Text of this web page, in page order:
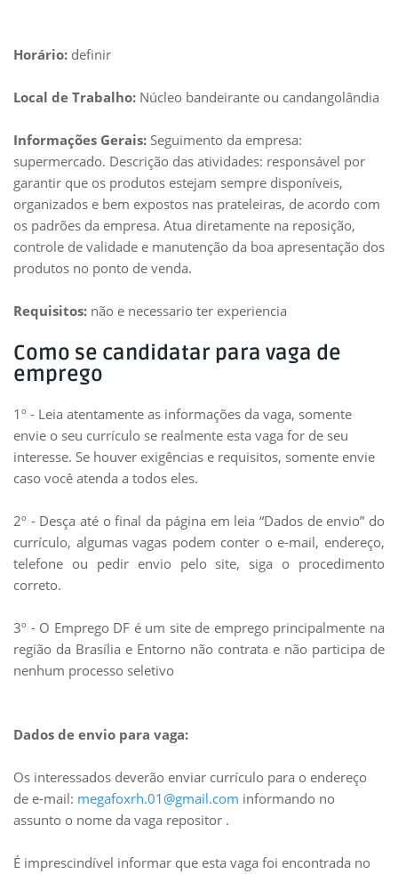
Horário: definir
Local de Trabalho: Núcleo bandeirante ou candangolândia
Informações Gerais: Seguimento da empresa:
supermercado. Descrição das atividades: responsável por
garantir que os produtos estejam sempre disponíveis,
organizados e bem expostos nas prateleiras, de acordo com
os padrões da empresa. Atua diretamente na reposição,
controle de validade e manutenção da boa apresentação dos
produtos no ponto de venda.
Requisitos: não e necessario ter experiencia
Como se candidatar para vaga de
emprego
1º - Leia atentamente as informações da vaga, somente
envie o seu currículo se realmente esta vaga for de seu
interesse. Se houver exigências e requisitos, somente envie
caso você atenda a todos eles.
2º - Desça até o final da página em leia “Dados de envio” do
currículo, algumas vagas podem conter o e-mail, endereço,
telefone ou pedir envio pelo site, siga o procedimento
correto.
3º - O Emprego DF é um site de emprego principalmente na
região da Brasília e Entorno não contrata e não participa de
nenhum processo seletivo
Dados de envio para vaga:
Os interessados deverão enviar currículo para o endereço
de e-mail: megafoxrh.01@gmail.com informando no
assunto o nome da vaga repositor .
É imprescindível informar que esta vaga foi encontrada no